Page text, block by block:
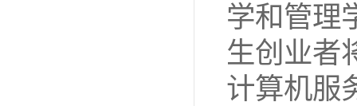
学和管理
生创业者
计算机服